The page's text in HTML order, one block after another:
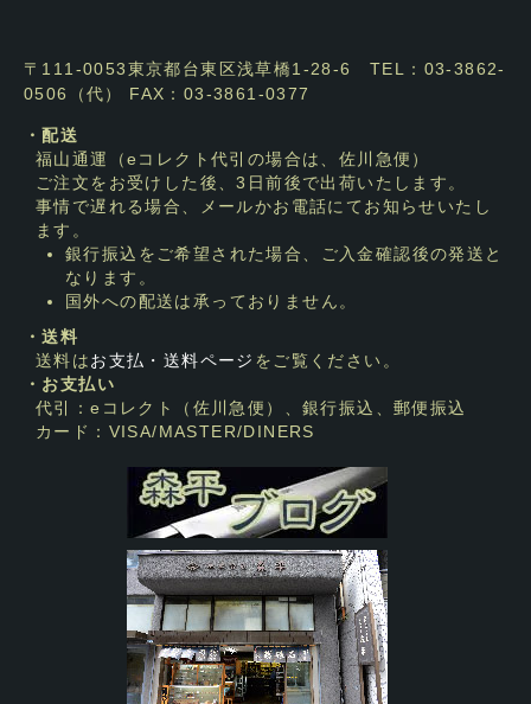
〒111-0053東京都台東区浅草橋1-28-6 TEL：03-3862-
0506（代） FAX：03-3861-0377
・配送
福山通運（eコレクト代引の場合は、佐川急便）
ご注文をお受けした後、3日前後で出荷いたします。
事情で遅れる場合、メールかお電話にてお知らせいたし
ます。
銀行振込をご希望された場合、ご入金確認後の発送と
なります。
国外への配送は承っておりません。
・送料
送料はお支払・送料ページ をご覧ください。
・お支払い
代引：eコレクト（佐川急便）、銀行振込、郵便振込
カード：VISA/MASTER/DINERS